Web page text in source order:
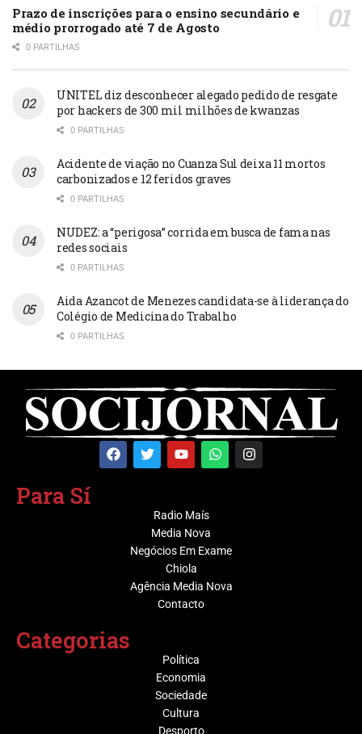
Prazo de inscrições para o ensino secundário e
médio prorrogado até 7 de Agosto
0 PARTILHAS
UNITEL diz desconhecer alegado pedido de resgate
por hackers de 300 mil milhões de kwanzas
0 PARTILHAS
Acidente de viação no Cuanza Sul deixa 11 mortos
carbonizados e 12 feridos graves
0 PARTILHAS
NUDEZ: a “perigosa” corrida em busca de fama nas
redes sociais
0 PARTILHAS
Aida Azancot de Menezes candidata-se à liderança do
Colégio de Medicina do Trabalho
0 PARTILHAS
Para Sí
Radio Maís
Media Nova
Negócios Em Exame
Chiola
Agência Media Nova
Contacto
Categorias
Política
Economia
Sociedade
Cultura
Desporto